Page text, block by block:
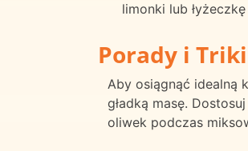
limonki lub
Porady i
Aby osiągnąć idealną
gładką masę.
oliwek podczas